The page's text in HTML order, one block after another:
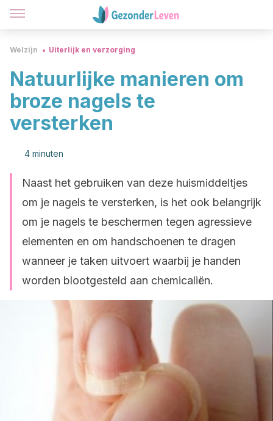
Welzijn Uiterlijk en verzorging
Natuurlijke manieren om
broze nagels te
versterken
4 minuten
Naast het gebruiken van deze huismiddeltjes
om je nagels te versterken, is het ook belangrijk
om je nagels te beschermen tegen agressieve
elementen en om handschoenen te dragen
wanneer je taken uitvoert waarbij je handen
worden blootgesteld aan chemicaliën.